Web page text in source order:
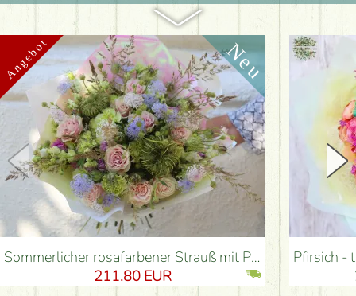
Sommerlicher rosafarbener Strauß mit Pastellfarben, kleinen Blüten, Rosen (54 Stiele) - Blumenlieferung Budapest
211.80 EUR
Pfirsich - türkis -